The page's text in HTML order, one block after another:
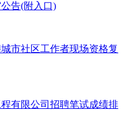
告(附入口)
市社区工作者现场资格复
有限公司招聘笔试成绩排